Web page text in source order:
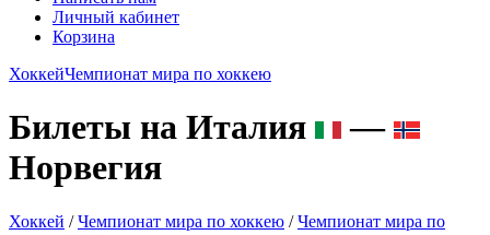
Личный кабинет
Корзина
ХоккейЧемпионат мира по хоккею
Билеты на Италия
—
Норвегия
Хоккей /Чемпионат мира по хоккею /Чемпионат мира по